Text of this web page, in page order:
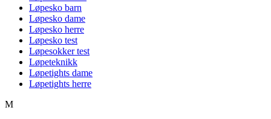
Løpesko barn
Løpesko dame
Løpesko herre
Løpesko test
Løpesokker test
Løpeteknikk
Løpetights dame
Løpetights herre
M